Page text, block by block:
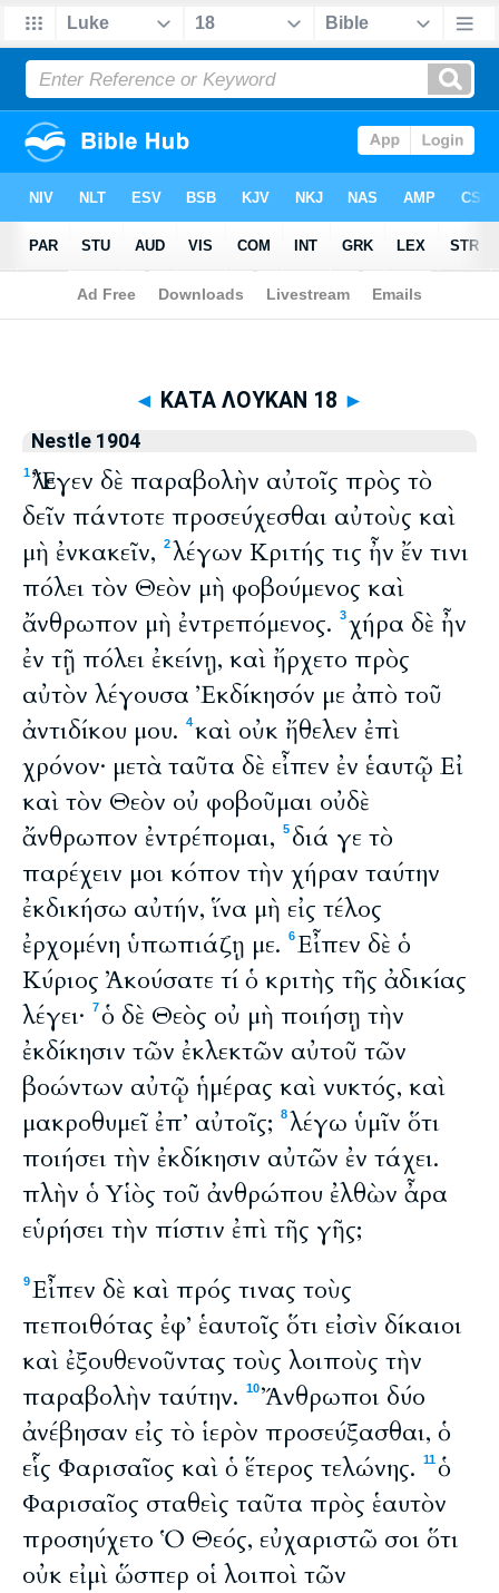
Biblia>Nestle 1904 > ΚΑΤΑ ΛΟΥΚΑΝ 18
◄ ΚΑΤΑ ΛΟΥΚΑΝ 18 ►
Nestle 1904
1Ἔλεγεν δὲ παραβολὴν αὐτοῖς πρὸς τὸ
δεῖν πάντοτε προσεύχεσθαι αὐτοὺς καὶ
μὴ ἐνκακεῖν,
2λέγων Κριτής τις ἦν ἔν τινι
πόλει τὸν Θεὸν μὴ φοβούμενος καὶ
ἄνθρωπον μὴ ἐντρεπόμενος.
3χήρα δὲ ἦν
ἐν τῇ πόλει ἐκείνῃ, καὶ ἤρχετο πρὸς
αὐτὸν λέγουσα Ἐκδίκησόν με ἀπὸ τοῦ
ἀντιδίκου μου.
4καὶ οὐκ ἤθελεν ἐπὶ
χρόνον· μετὰ ταῦτα δὲ εἶπεν ἐν ἑαυτῷ Εἰ
καὶ τὸν Θεὸν οὐ φοβοῦμαι οὐδὲ
ἄνθρωπον ἐντρέπομαι,
5 διά γε τὸ
παρέχειν μοι κόπον τὴν χήραν ταύτην
ἐκδικήσω αὐτήν, ἵνα μὴ εἰς τέλος
ἐρχομένη ὑπωπιάζῃ με.
6Εἶπεν δὲ ὁ
Κύριος Ἀκούσατε τί ὁ κριτὴς τῆς ἀδικίας
λέγει·
7ὁ δὲ Θεὸς οὐ μὴ ποιήσῃ τὴν
ἐκδίκησιν τῶν ἐκλεκτῶν αὐτοῦ τῶν
βοώντων αὐτῷ ἡμέρας καὶ νυκτός, καὶ
μακροθυμεῖ ἐπ’ αὐτοῖς;
8λέγω ὑμῖν ὅτι
ποιήσει τὴν ἐκδίκησιν αὐτῶν ἐν τάχει.
πλὴν ὁ Υἱὸς τοῦ ἀνθρώπου ἐλθὼν ἆρα
εὑρήσει τὴν πίστιν ἐπὶ τῆς γῆς;
9Εἶπεν δὲ καὶ πρός τινας τοὺς
πεποιθότας ἐφ’ ἑαυτοῖς ὅτι εἰσὶν δίκαιοι
καὶ ἐξουθενοῦντας τοὺς λοιποὺς τὴν
παραβολὴν ταύτην.
10Ἄνθρωποι δύο
ἀνέβησαν εἰς τὸ ἱερὸν προσεύξασθαι, ὁ
εἷς Φαρισαῖος καὶ ὁ ἕτερος τελώνης.
11ὁ
Φαρισαῖος σταθεὶς ταῦτα πρὸς ἑαυτὸν
προσηύχετο Ὁ Θεός, εὐχαριστῶ σοι ὅτι
οὐκ εἰμὶ ὥσπερ οἱ λοιποὶ τῶν